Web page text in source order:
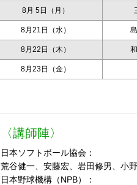
8月 5日（月）
8月21日（水）
8月22日（木）
8月23日（金）
〈講師陣〉
日本ソフトボール協会：
荒谷健一、安藤宏、岩田修男、小
日本野球機構（NPB）：